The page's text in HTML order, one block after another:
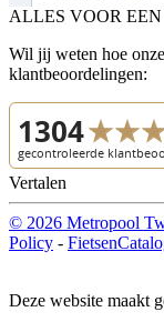
ALLES VOOR
Wil jij weten hoe
klantbeoordelingen:
Vertalen
© 2026 Metropool
Policy -
Deze website maakt